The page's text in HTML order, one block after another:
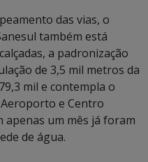
das vias, o
também está
a padronização
de 3,5 mil metros da
mil e contempla o
e Centro
apenas um mês já foram
de água.